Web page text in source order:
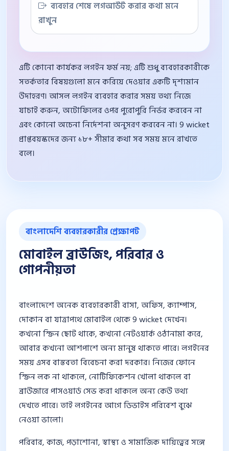
ব্যবহার শেষে লগআউট করার কথা মনে
রাখুন
এটি কোনো কার্যকর লগইন ফর্ম নয়; এটি শুধু ব্যবহারকারীকে
সতর্কতার বিষয়গুলো মনে করিয়ে দেওয়ার একটি দৃশ্যমান
উদাহরণ। আসল লগইন ব্যবহার করার সময় তথ্য নিজে
যাচাই করুন, অটোফিলের ওপর পুরোপুরি নির্ভর করবেন না
এবং কোনো অচেনা নির্দেশনা অনুসরণ করবেন না। 9 wicket
প্রাপ্তবয়স্কদের জন্য ১৮+ সীমার কথা সব সময় মনে রাখতে
বলে।
বাংলাদেশি ব্যবহারকারীর প্রেক্ষাপট
মোবাইল ব্রাউজিং, পরিবার ও
গোপনীয়তা
বাংলাদেশে অনেক ব্যবহারকারী বাসা, অফিস, ক্যাম্পাস,
দোকান বা যাত্রাপথে মোবাইল থেকে 9 wicket দেখেন।
কখনো স্ক্রিন ছোট থাকে, কখনো নেটওয়ার্ক ওঠানামা করে,
আবার কখনো আশপাশে অন্য মানুষ থাকতে পারে। লগইনের
সময় এসব বাস্তবতা বিবেচনা করা দরকার। নিজের ফোনে
স্ক্রিন লক না থাকলে, নোটিফিকেশন খোলা থাকলে বা
ব্রাউজারে পাসওয়ার্ড সেভ করা থাকলে অন্য কেউ তথ্য
দেখতে পারে। তাই লগইনের আগে ডিভাইস পরিবেশ বুঝে
নেওয়া ভালো।
পরিবার, কাজ, পড়াশোনা, স্বাস্থ্য ও সামাজিক দায়িত্বের সঙ্গে